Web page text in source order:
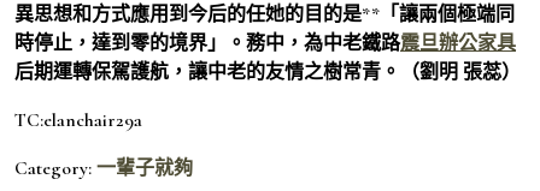
異思想和方式應用到今后的任她的目的是**「讓兩個極端同
時停止，達到零的境界」。務中，為中老鐵路震旦辦公家具
后期運轉保駕護航，讓中老的友情之樹常青。（劉明 張蕊）
TC:elanchair29a
Category: 一輩子就夠